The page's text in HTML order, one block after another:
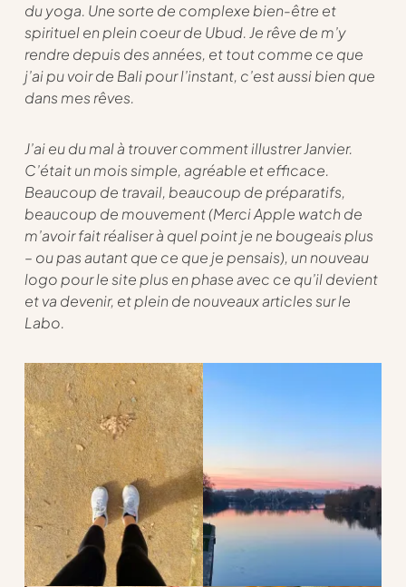
du yoga. Une sorte de complexe bien-être et
spirituel en plein coeur de Ubud. Je rêve de m’y
rendre depuis des années, et tout comme ce que
j’ai pu voir de Bali pour l’instant, c’est aussi bien que
dans mes rêves.
J’ai eu du mal à trouver comment illustrer Janvier.
C’était un mois simple, agréable et efficace.
Beaucoup de travail, beaucoup de préparatifs,
beaucoup de mouvement (Merci Apple watch de
m’avoir fait réaliser à quel point je ne bougeais plus
– ou pas autant que ce que je pensais), un nouveau
logo pour le site plus en phase avec ce qu’il devient
et va devenir, et plein de nouveaux articles sur le
Labo.